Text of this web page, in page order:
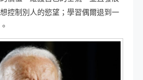
控制別人的慾望；學習偶爾退到一